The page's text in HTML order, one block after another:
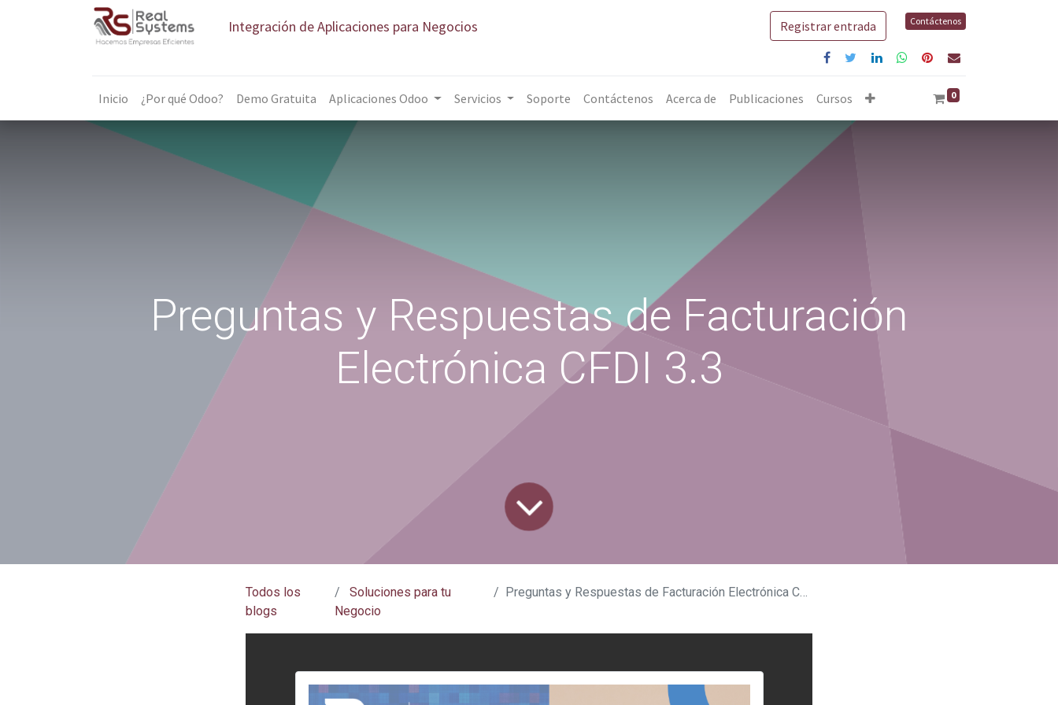
Integración de Aplicaciones para Negocios Registrar entrada Contáctenos
Inicio ¿Por qué Odoo? Demo Gratuita Aplicaciones Odoo Servicios Soporte Contáctenos Acerca de Publicaciones Cursos 0
Preguntas y Respuestas de Facturación
Electrónica CFDI 3.3
Todos los
blogs
Soluciones para tu
Negocio
Preguntas y Respuestas de Facturación Electrónica CFDI 3.3